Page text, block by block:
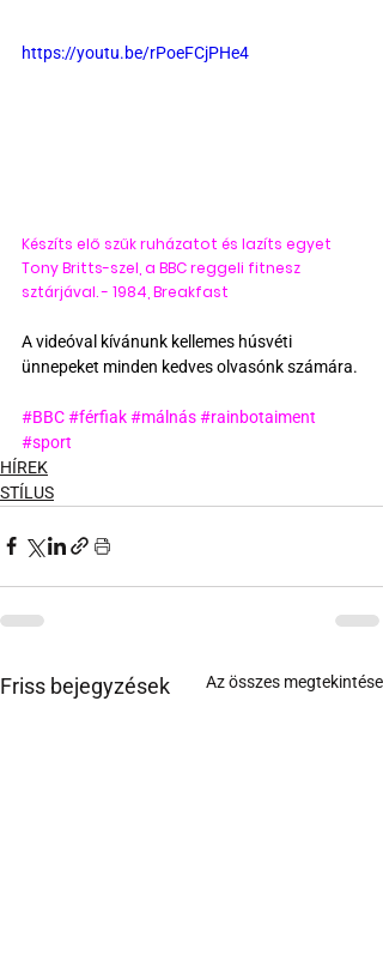
https://youtu.be/rPoeFCjPHe4
Készíts elő szűk ruházatot és lazíts egyet
Tony Britts-szel, a BBC reggeli fitnesz
sztárjával. - 1984, Breakfast
A videóval kívánunk kellemes húsvéti
ünnepeket minden kedves olvasónk számára.
#BBC#férfiak#málnás#rainbotaiment
#sport
HÍREK
STÍLUS
Friss bejegyzések Az összes megtekintése